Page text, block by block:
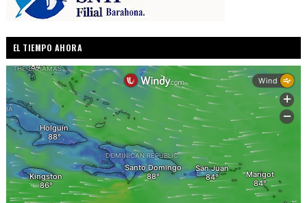
EL TIEMPO AHORA